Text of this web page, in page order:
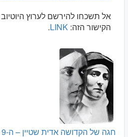
אל תשכחו להירשם לערוץ
הקישור הזה: LINK
.
חגה של הקדושה אדית שטיין – ה-9 באוגוסט